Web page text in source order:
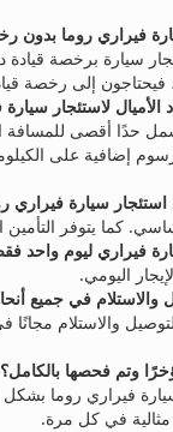
فيراري روما بدون
سيارة برخصة
فيحتاجون إلى رخصة
لاستئجار
إضافية على
سيارة فيراري
كما يتوفر
فيراري ليوم واحد
اليومي.
في جميع
والاستلام
وتم فحصها بالكامل؟
فيراري روما بشكل
في كل مرة.